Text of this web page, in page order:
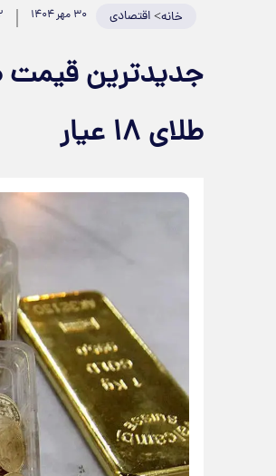
خانه>اقتصادی ۳۰ مهر ۱۴۰۴
طلای ۱۸ عیار